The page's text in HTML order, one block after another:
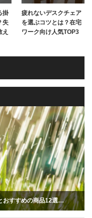
掛
失
え
疲れないデスクチェア
を選ぶコツとは？在宅
ワーク向け人気TOP3
おすすめの商品12選…